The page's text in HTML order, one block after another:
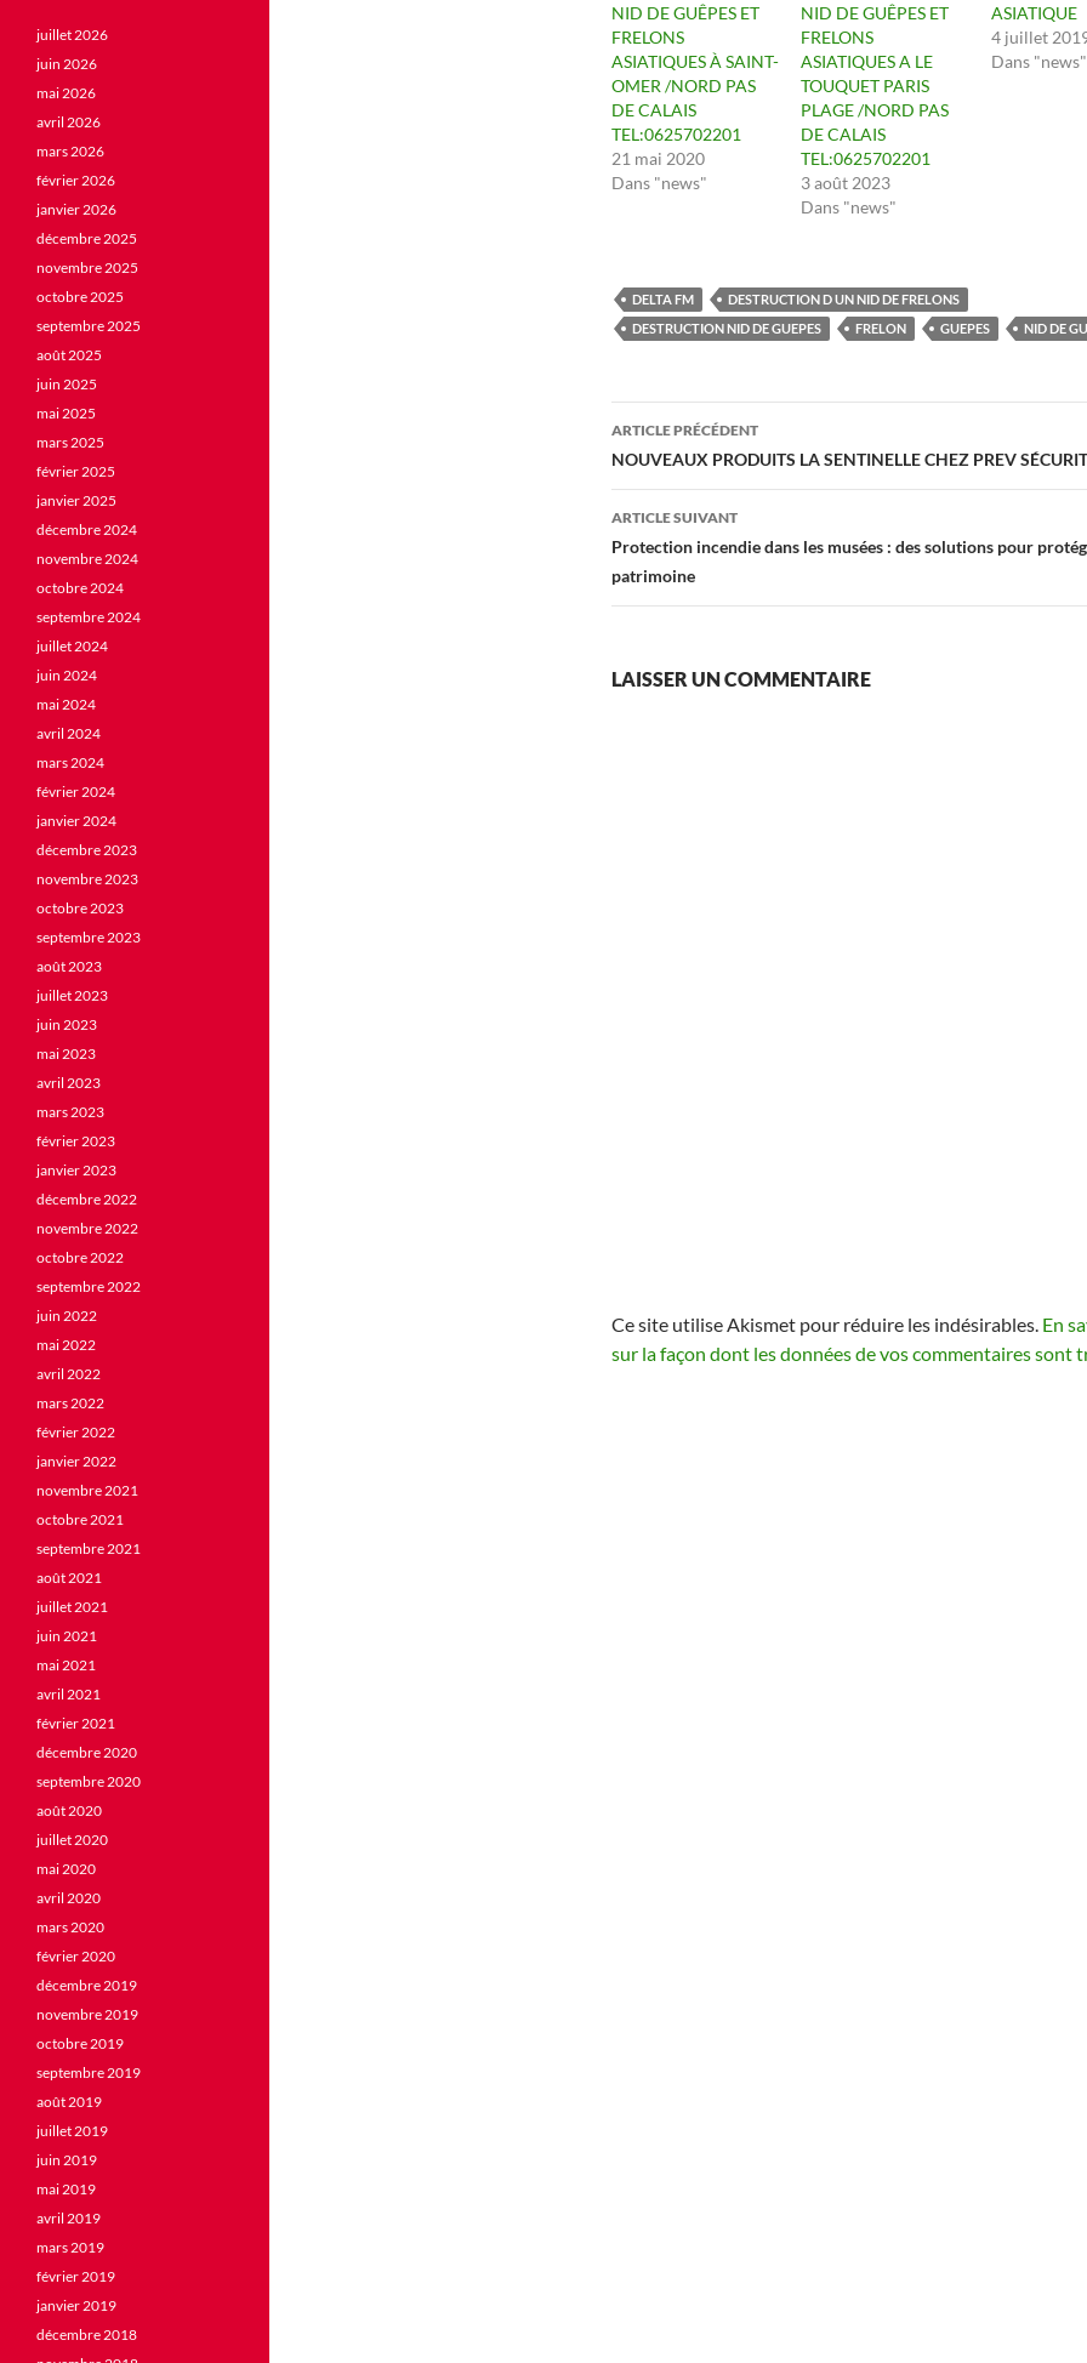
NID DE GUÊPES ET
FRELONS
ASIATIQUES À SAINT-
OMER /NORD PAS
DE CALAIS
TEL:0625702201
21 mai 2020
Dans "news"
NID DE GUÊPES ET
FRELONS
ASIATIQUES A LE
TOUQUET PARIS
PLAGE /NORD PAS
DE CALAIS
TEL:0625702201
3 août 2023
Dans "news"
ASIATIQUE
4 juillet
Dans "news"
DELTA FM
DESTRUCTION D UN NID DE FRELONS
DESTRUCTION NID DE GUEPES
FRELON GUEPES NID DE
Navigation
des
articles
ARTICLE PRÉCÉDENT
NOUVEAUX PRODUITS LA SENTINELLE CHEZ PREV
ARTICLE SUIVANT
Protection incendie dans les musées : des solutions pour
patrimoine
LAISSER UN COMMENTAIRE
Ce site utilise Akismet pour réduire les indésirables. En
sur la façon dont les données de vos commentaires sont
juillet 2026
juin 2026
mai 2026
avril 2026
mars 2026
février 2026
janvier 2026
décembre 2025
novembre 2025
octobre 2025
septembre 2025
août 2025
juin 2025
mai 2025
mars 2025
février 2025
janvier 2025
décembre 2024
novembre 2024
octobre 2024
septembre 2024
juillet 2024
juin 2024
mai 2024
avril 2024
mars 2024
février 2024
janvier 2024
décembre 2023
novembre 2023
octobre 2023
septembre 2023
août 2023
juillet 2023
juin 2023
mai 2023
avril 2023
mars 2023
février 2023
janvier 2023
décembre 2022
novembre 2022
octobre 2022
septembre 2022
juin 2022
mai 2022
avril 2022
mars 2022
février 2022
janvier 2022
novembre 2021
octobre 2021
septembre 2021
août 2021
juillet 2021
juin 2021
mai 2021
avril 2021
février 2021
décembre 2020
septembre 2020
août 2020
juillet 2020
mai 2020
avril 2020
mars 2020
février 2020
décembre 2019
novembre 2019
octobre 2019
septembre 2019
août 2019
juillet 2019
juin 2019
mai 2019
avril 2019
mars 2019
février 2019
janvier 2019
décembre 2018